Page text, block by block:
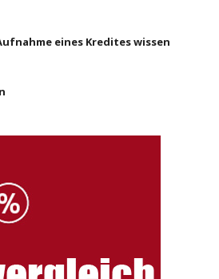
eines Kredites wissen